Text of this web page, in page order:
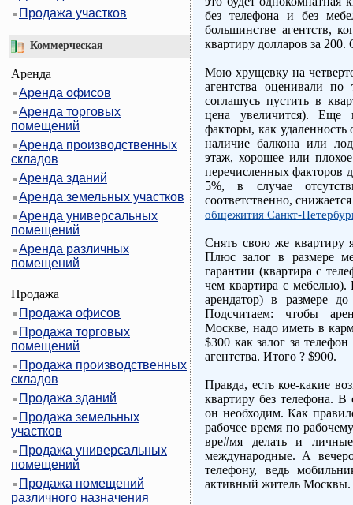
Продажа участков
Коммерческая
Аренда
Аренда офисов
Аренда торговых
помещений
Аренда производственных
складов
Аренда зданий
Аренда земельных участков
Аренда универсальных
помещений
Аренда различных
помещений
Продажа
Продажа офисов
Продажа торговых
помещений
Продажа производственных
складов
Продажа зданий
Продажа земельных
участков
Продажа универсальных
помещений
Продажа помещений
различного назначения
без телефона и без
большинстве агентств,
квартиру долларов за 200.
Мою хрущевку на
агентства оценивали
соглашусь пустить в
цена увеличится). Еще
факторы, как
наличие балкона или
этаж, хорошее или
перечисленных факторов
5%, в случае
соответственно,
общежития Санкт-
Снять свою же квартиру
Плюс залог в размере
гарантии (квартира с
чем квартира с мебелью).
арендатор) в размере
Подсчитаем: чтобы
Москве, надо иметь в
$300 как залог за
агентства. Итого ? $900.
Правда, есть кое-какие
квартиру без телефона.
он необходим. Как
рабочее время по
вре#мя делать и
международные. А
телефону, ведь
активный житель Москвы.